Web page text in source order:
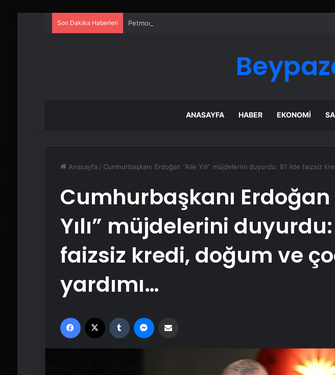
Son Dakika Haberleri Petmona : Kedi Maması ve Köpek Maması İle Tüm Evcil Hayvan
ANASAYFA HABER EKONOMI
Anasayfa / Cumhurbaşkanı Erdoğan “Aile Yılı” müjdelerini duyurdu: 81 ilde faizsiz
Cumhurbaşkanı Erdoğan
Yılı” müjdelerini
faizsiz kredi, doğum ve
yardımı…
Facebook Tumblr